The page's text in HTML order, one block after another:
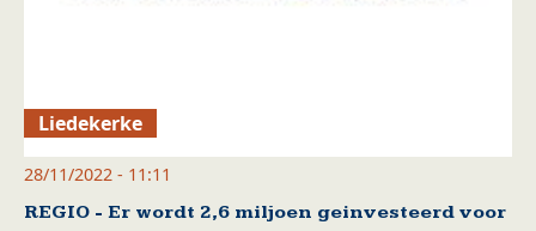
Liedekerke
28/11/2022 - 11:11
REGIO - Er wordt 2,6 miljoen geinvesteerd voor